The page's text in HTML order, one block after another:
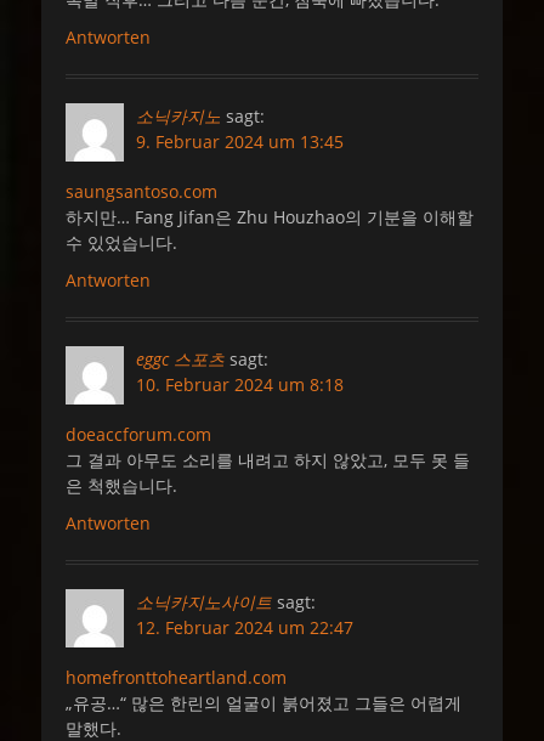
Antworten
소닉카지노 sagt:
9. Februar 2024 um 13:45
saungsantoso.com
하지만… Fang Jifan은 Zhu Houzhao의 기분을 이해할
수 있었습니다.
Antworten
eggc 스포츠 sagt:
10. Februar 2024 um 8:18
doeaccforum.com
그 결과 아무도 소리를 내려고 하지 않았고, 모두 못 들
은 척했습니다.
Antworten
소닉카지노사이트 sagt:
12. Februar 2024 um 22:47
homefronttoheartland.com
„유공…“ 많은 한린의 얼굴이 붉어졌고 그들은 어렵게
말했다.